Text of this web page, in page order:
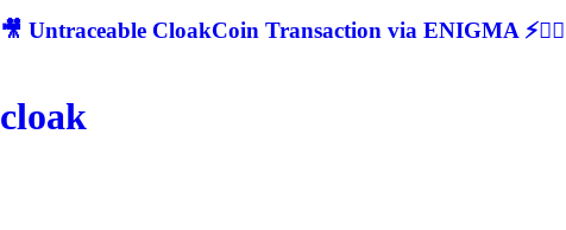
🎥 Untraceable CloakCoin Transaction via ENIGMA ⚡🕵‍♂
cloak